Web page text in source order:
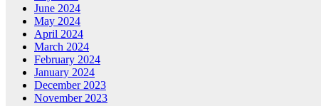
June 2024
May 2024
April 2024
March 2024
February 2024
January 2024
December 2023
November 2023